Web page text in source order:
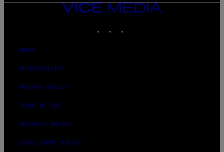
VICE
MEDIA
ABOUT
ACCESSIBILITY
PRIVACY POLICY
TERMS OF USE
SECURITY POLICY
FULFILLMENT POLICY